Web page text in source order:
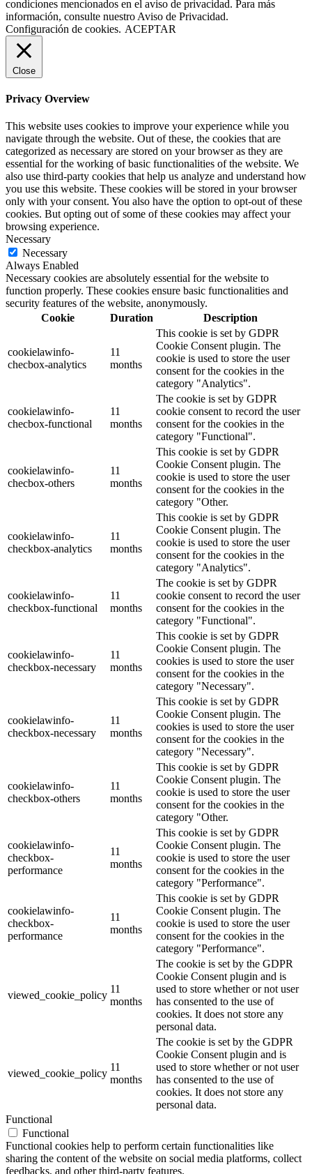
condiciones mencionados en el aviso de privacidad. Para más
información, consulte nuestro Aviso de Privacidad.
Configuración de cookies. ACEPTAR
Close
Privacy Overview
This website uses cookies to improve your experience while you
navigate through the website. Out of these, the cookies that are
categorized as necessary are stored on your browser as they are
essential for the working of basic functionalities of the website. We
also use third-party cookies that help us analyze and understand how
you use this website. These cookies will be stored in your browser
only with your consent. You also have the option to opt-out of these
cookies. But opting out of some of these cookies may affect your
browsing experience.
Necessary
Necessary
Always Enabled
Necessary cookies are absolutely essential for the website to
function properly. These cookies ensure basic functionalities and
security features of the website, anonymously.
Cookie
Duration Description
cookielawinfo-
checbox-analytics
11
months
This cookie is set by GDPR
Cookie Consent plugin. The
cookie is used to store the user
consent for the cookies in the
category "Analytics".
cookielawinfo-
checbox-functional
11
months
The cookie is set by GDPR
cookie consent to record the user
consent for the cookies in the
category "Functional".
cookielawinfo-
checbox-others
11
months
This cookie is set by GDPR
Cookie Consent plugin. The
cookie is used to store the user
consent for the cookies in the
category "Other.
cookielawinfo-
checkbox-analytics
11
months
This cookie is set by GDPR
Cookie Consent plugin. The
cookie is used to store the user
consent for the cookies in the
category "Analytics".
cookielawinfo-
checkbox-functional
11
months
The cookie is set by GDPR
cookie consent to record the user
consent for the cookies in the
category "Functional".
cookielawinfo-
checkbox-necessary
11
months
This cookie is set by GDPR
Cookie Consent plugin. The
cookies is used to store the user
consent for the cookies in the
category "Necessary".
cookielawinfo-
checkbox-necessary
11
months
This cookie is set by GDPR
Cookie Consent plugin. The
cookies is used to store the user
consent for the cookies in the
category "Necessary".
cookielawinfo-
checkbox-others
11
months
This cookie is set by GDPR
Cookie Consent plugin. The
cookie is used to store the user
consent for the cookies in the
category "Other.
cookielawinfo-
checkbox-
performance
11
months
This cookie is set by GDPR
Cookie Consent plugin. The
cookie is used to store the user
consent for the cookies in the
category "Performance".
cookielawinfo-
checkbox-
performance
11
months
This cookie is set by GDPR
Cookie Consent plugin. The
cookie is used to store the user
consent for the cookies in the
category "Performance".
viewed_cookie_policy
11
months
The cookie is set by the GDPR
Cookie Consent plugin and is
used to store whether or not user
has consented to the use of
cookies. It does not store any
personal data.
viewed_cookie_policy
11
months
The cookie is set by the GDPR
Cookie Consent plugin and is
used to store whether or not user
has consented to the use of
cookies. It does not store any
personal data.
Functional
Functional
Functional cookies help to perform certain functionalities like
sharing the content of the website on social media platforms, collect
feedbacks, and other third-party features.